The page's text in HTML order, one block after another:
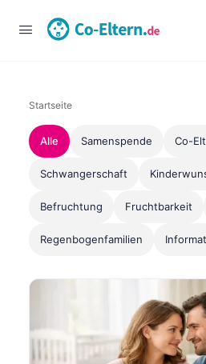
Startseite
Alle Samenspende Co-
Schwangerschaft
Befruchtung Fruchtbarkeit
Regenbogenfamilien